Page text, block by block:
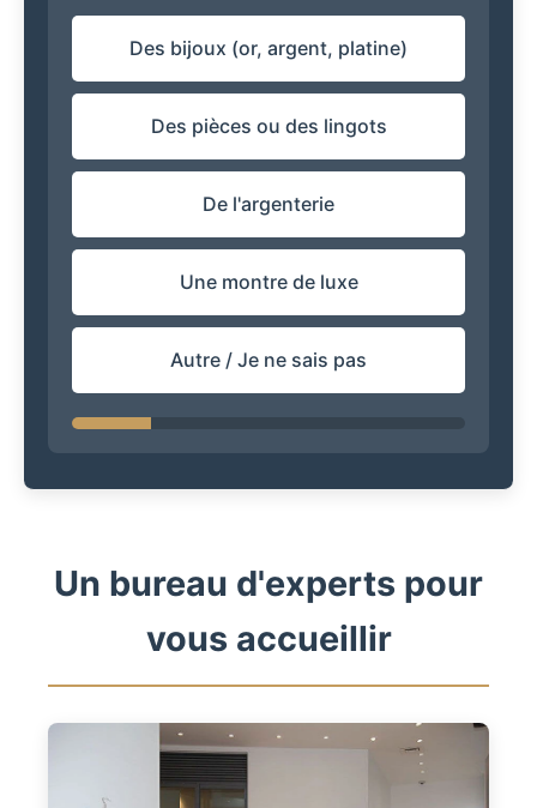
Des bijoux (or, argent, platine)
Des pièces ou des lingots
De l'argenterie
Une montre de luxe
Autre / Je ne sais pas
Un bureau d'experts pour
vous accueillir